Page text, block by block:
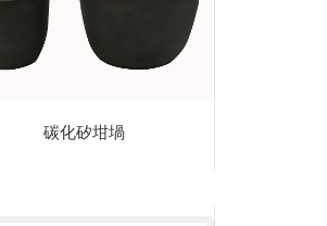
碳化矽坩堝